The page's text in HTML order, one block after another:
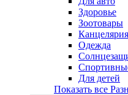
Здоровье
Зоотовары
Канцелярия
Одежда
Для детей
Показать все